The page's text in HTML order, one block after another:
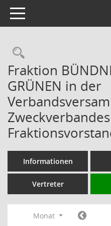
Toggle navigation
Fraktion
GRÜNEN in der
Zweckverbandes
Informationen
Vertreter
Monat